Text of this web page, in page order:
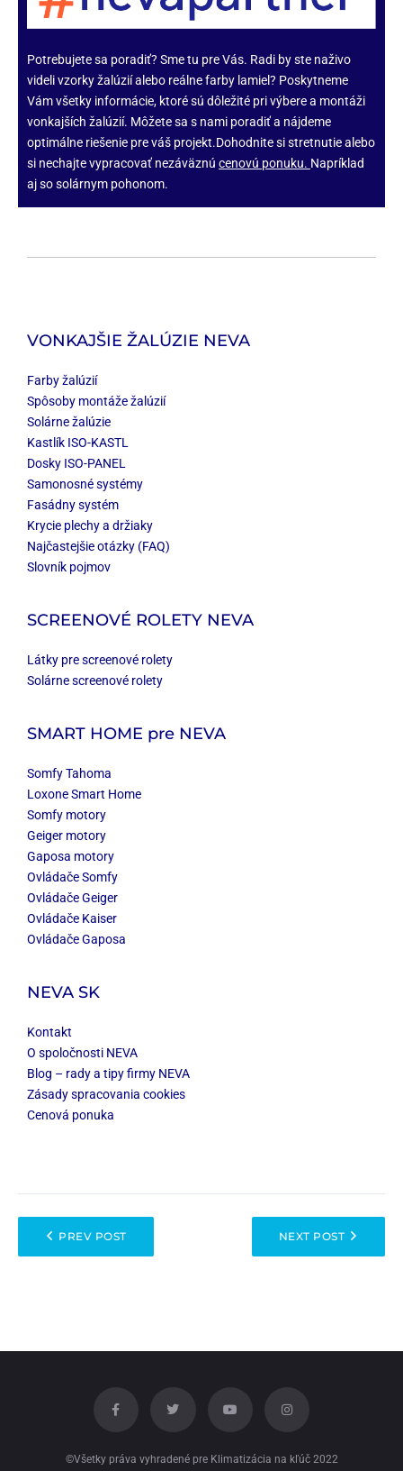
Potrebujete sa poradiť? Sme tu pre Vás. Radi by ste naživo
videli vzorky žalúzií alebo reálnefarby lamiel? Poskytneme
Vám všetky informácie, ktoré sú dôležité pri výbere a montáži
vonkajších žalúzií. Môžete sa s nami poradiť a nájdeme
optimálne riešenie pre váš projekt.Dohodnite si stretnutie alebo
si nechajte vypracovať nezáväznú cenovú ponuku. Napríklad
aj so solárnym pohonom.
VONKAJŠIE ŽALÚZIE NEVA
Farby žalúzií
Spôsoby montáže žalúzií
Solárne žalúzie
Kastlík ISO-KASTL
Dosky ISO-PANEL
Samonosné systémy
Fasádny systém
Krycie plechy a držiaky
Najčastejšie otázky (FAQ)
Slovník pojmov
SCREENOVÉ ROLETY NEVA
Látky pre screenové rolety
Solárne screenové rolety
SMART HOME pre NEVA
Somfy Tahoma
Loxone Smart Home
Somfy motory
Geiger motory
Gaposa motory
Ovládače Somfy
Ovládače Geiger
Ovládače Kaiser
Ovládače Gaposa
NEVA SK
Kontakt
O spoločnosti NEVA
Blog – rady a tipy firmy NEVA
Zásady spracovania cookies
Cenová ponuka
PREV POST NEXT POST
©Všetky práva vyhradené pre Klimatizácia na kľúč 2022